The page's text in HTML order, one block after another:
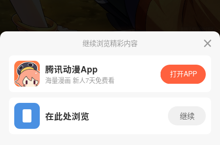
App免费看
下一话 腾漫App免费看
继续浏览精彩内容
腾讯动漫App
海量漫画 新人7天免费看
打开APP
在此处浏览 继续